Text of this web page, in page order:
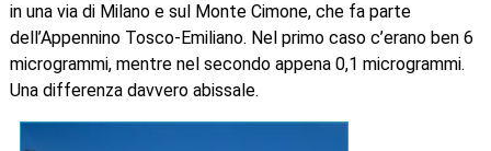
in una via di Milano e sul Monte Cimone, che fa parte
dell’Appennino Tosco-Emiliano. Nel primo caso c’erano ben 6
microgrammi, mentre nel secondo appena 0,1 microgrammi.
Una differenza davvero abissale.